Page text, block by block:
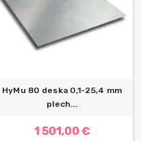
HyMu 80 deska 0,1-25,4 mm
plech...
1 501,00 €